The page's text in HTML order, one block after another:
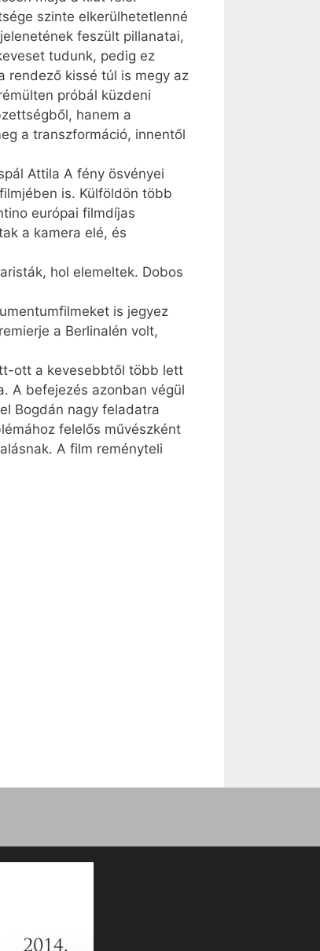
szinte elkerülhetetlenné
feszült pillanatai,
tudunk, pedig ez
rendező kissé túl is megy az
próbál küzdeni
hanem a
a transzformáció, innentől
Attila A fény ösvényei
is. Külföldön több
európai filmdíjas
a kamera elé, és
hol elemeltek. Dobos
is jegyez
a Berlinalén volt,
ott a kevesebbtől több lett
A befejezés azonban végül
Bogdán nagy feladatra
felelős művészként
A film reményteli